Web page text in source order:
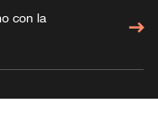
con la